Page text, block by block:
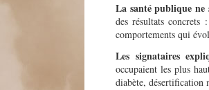
La santé publique ne
des résultats concrets
comportements qui
Les signataires
occupaient les plus
diabète, désertification